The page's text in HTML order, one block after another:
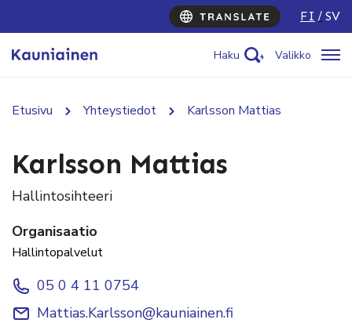
FI SV
Haku Valikko
Etusivu Yhteystiedot Karlsson Mattias
Karlsson Mattias
Hallintosihteeri
Organisaatio
Hallintopalvelut
05 0 4 11 0754
Mattias.Karlsson@kauniainen.fi